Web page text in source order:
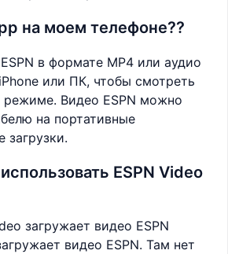
на моем телефоне??
в формате MP4 или аудио
или ПК, чтобы смотреть
Видео ESPN можно
на портативные
загрузки.
ESPN Video
загружает видео ESPN
видео ESPN. Там нет